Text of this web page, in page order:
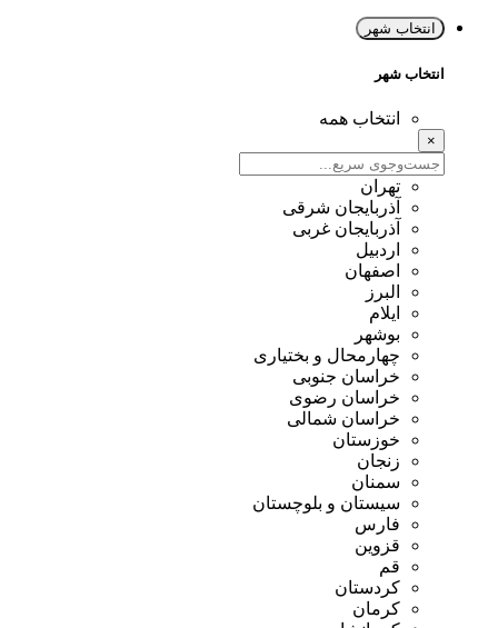
انتخاب شهر
انتخاب شهر
انتخاب همه
×
تهران
آذربایجان شرقی
آذربایجان غربی
اردبیل
اصفهان
البرز
ایلام
بوشهر
چهارمحال و بختیاری
خراسان جنوبی
خراسان رضوی
خراسان شمالی
خوزستان
زنجان
سمنان
سیستان و بلوچستان
فارس
قزوین
قم
کردستان
کرمان